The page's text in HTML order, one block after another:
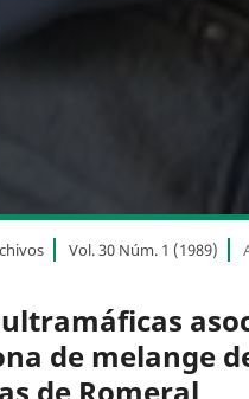
Vol. 30 Núm. 1 (1989)
de melange
de Romeral